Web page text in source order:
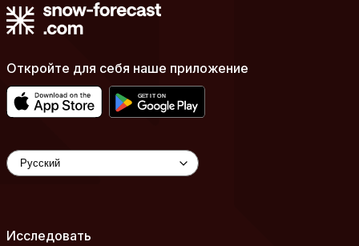
Откройте для себя наше приложение
Исследовать